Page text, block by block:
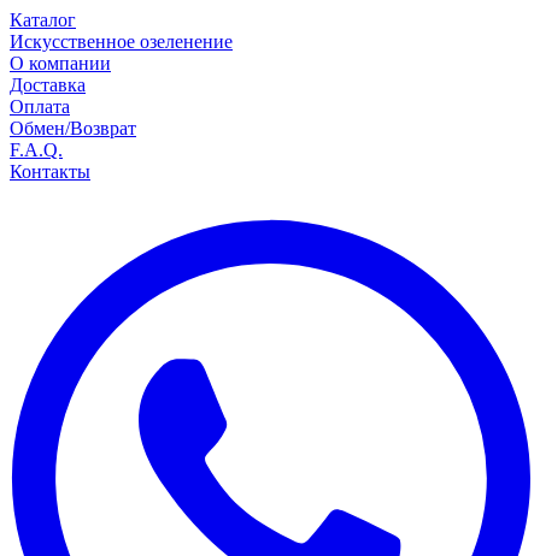
Каталог
Искусственное озеленение
О компании
Доставка
Оплата
Обмен/Возврат
F.A.Q.
Контакты